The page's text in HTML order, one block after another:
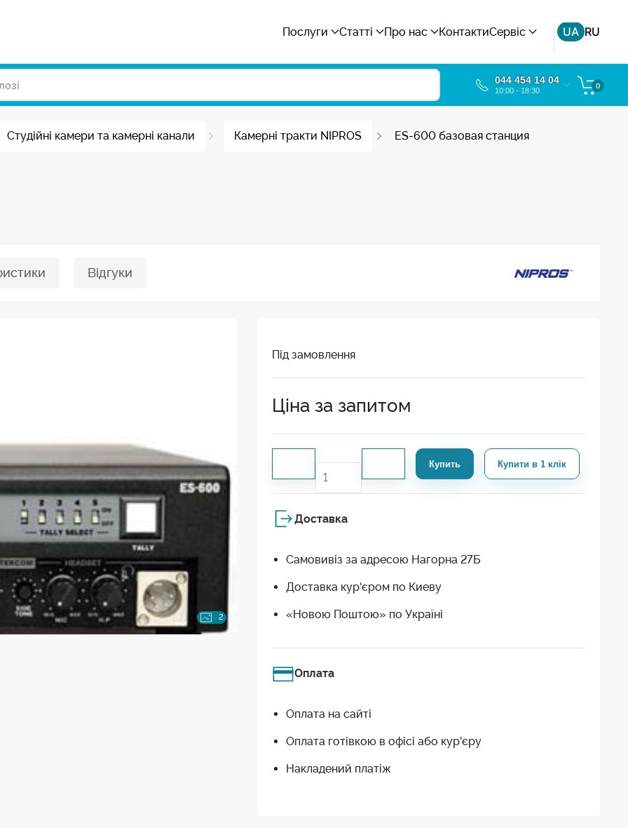
Послуги Статті Про нас КонтактиСервіс UA RU
044 454 14 04
10:00 - 18:30
0
Студійні камери та камерні канали Камерні тракти NIPROS ES-600 базовая станция
Відгуки
2
Під замовлення
Ціна за запитом
Купить Купити в 1 клік
Доставка
Самовивіз за адресою Нагорна 27Б
Доставка кур'єром по Киеву
«Новою Поштою» по Україні
Оплата
Оплата на сайті
Оплата готівкою в офісі або кур'єру
Накладений платіж